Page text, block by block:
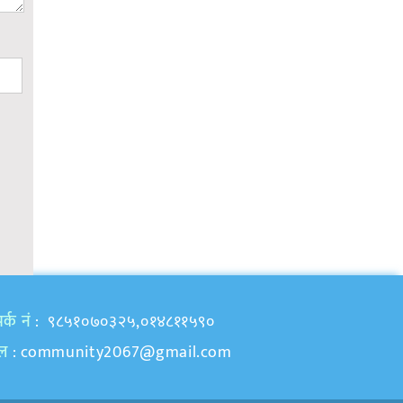
नं: ९८५१०७०३२५,०१४८११५९०
:community2067@gmail.com